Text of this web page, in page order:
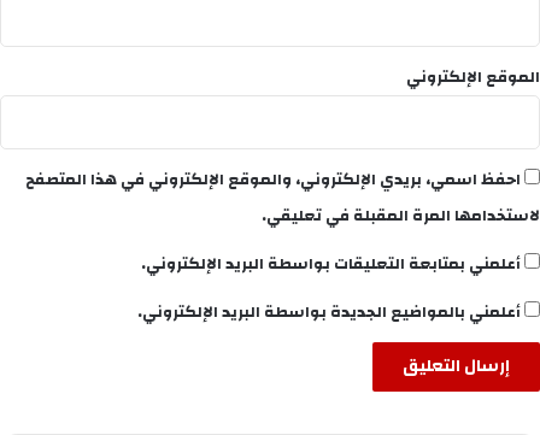
الموقع الإلكتروني
احفظ اسمي، بريدي الإلكتروني، والموقع الإلكتروني في هذا المتصفح
لاستخدامها المرة المقبلة في تعليقي.
أعلمني بمتابعة التعليقات بواسطة البريد الإلكتروني.
أعلمني بالمواضيع الجديدة بواسطة البريد الإلكتروني.